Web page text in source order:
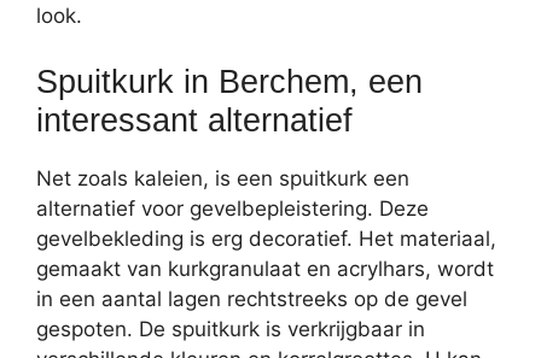
look.
Spuitkurk in Berchem, een
interessant alternatief
Net zoals kaleien, is een spuitkurk een
alternatief voor gevelbepleistering. Deze
gevelbekleding is erg decoratief. Het materiaal,
gemaakt van kurkgranulaat en acrylhars, wordt
in een aantal lagen rechtstreeks op de gevel
gespoten. De spuitkurk is verkrijgbaar in